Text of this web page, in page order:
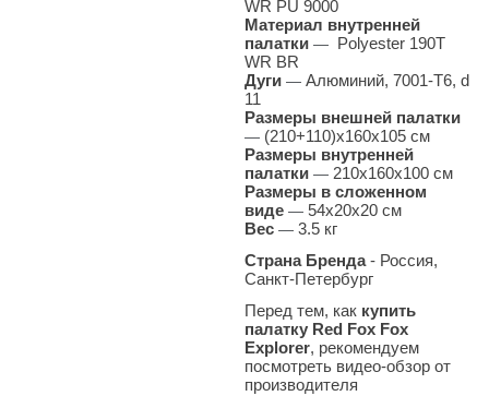
WR PU 9000
Материал внутренней
палатки — Polyester 190T
WR BR
Дуги — Алюминий, 7001-Т6, d
11
Размеры внешней палатки
— (210+110)х160х105 см
Размеры внутренней
палатки — 210x160x100 см
Размеры в сложенном
виде — 54x20х20 см
Вес — 3.5 кг
Страна Бренда- Россия,
Санкт-Петербург
Перед тем, как купить
палатку Red Fox Fox
Explorer, рекомендуем
посмотреть видео-обзор от
производителя